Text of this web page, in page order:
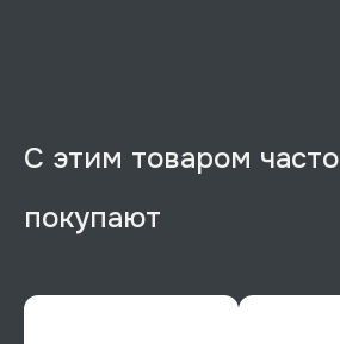
С этим товаром часто
покупают